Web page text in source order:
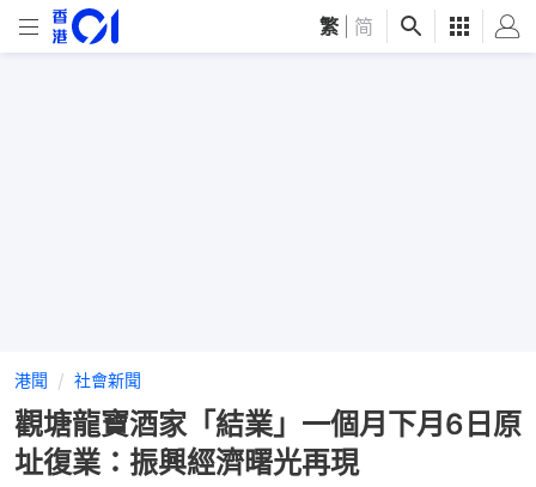
繁 简
港聞 社會新聞
觀塘龍寶酒家「結業」一個月下月6日原
址復業：振興經濟曙光再現